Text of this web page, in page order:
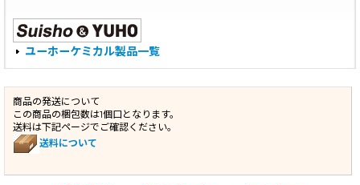
ユーホーケミカル製品一覧
商品の発送について
この商品の梱包数は1個口となります。
送料は下記ページでご確認ください。
送料について